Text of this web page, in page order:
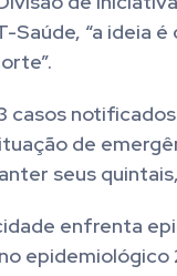
Saúde, “a ideia
casos
de
seus
enfrenta